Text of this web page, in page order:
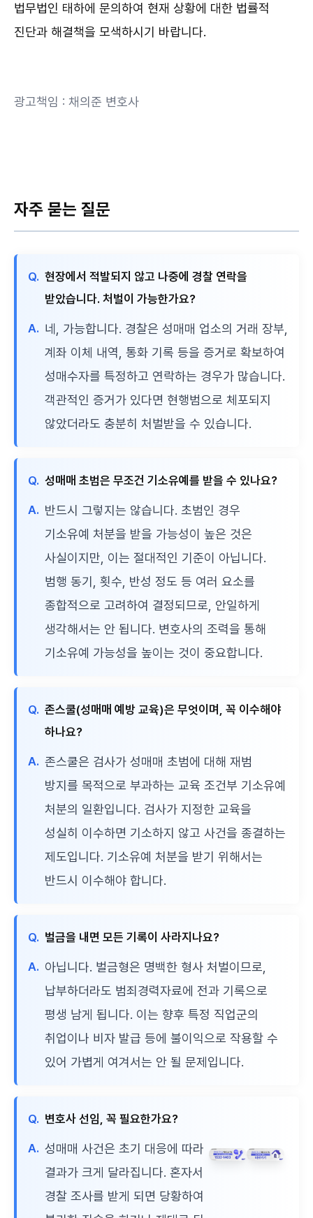
법무법인 태하에 문의하여 현재 상황에 대한 법률적
진단과 해결책을 모색하시기 바랍니다.
광고책임 : 채의준 변호사
자주 묻는 질문
Q. 현장에서 적발되지 않고 나중에 경찰 연락을
받았습니다. 처벌이 가능한가요?
A. 네, 가능합니다. 경찰은 성매매 업소의 거래 장부,
계좌 이체 내역, 통화 기록 등을 증거로 확보하여
성매수자를 특정하고 연락하는 경우가 많습니다.
객관적인 증거가 있다면 현행범으로 체포되지
않았더라도 충분히 처벌받을 수 있습니다.
Q. 성매매 초범은 무조건 기소유예를 받을 수 있나요?
A. 반드시 그렇지는 않습니다. 초범인 경우
기소유예 처분을 받을 가능성이 높은 것은
사실이지만, 이는 절대적인 기준이 아닙니다.
범행 동기, 횟수, 반성 정도 등 여러 요소를
종합적으로 고려하여 결정되므로, 안일하게
생각해서는 안 됩니다. 변호사의 조력을 통해
기소유예 가능성을 높이는 것이 중요합니다.
Q. 존스쿨(성매매 예방 교육)은 무엇이며, 꼭 이수해야
하나요?
A. 존스쿨은 검사가 성매매 초범에 대해 재범
방지를 목적으로 부과하는 교육 조건부 기소유예
처분의 일환입니다. 검사가 지정한 교육을
성실히 이수하면 기소하지 않고 사건을 종결하는
제도입니다. 기소유예 처분을 받기 위해서는
반드시 이수해야 합니다.
Q. 벌금을 내면 모든 기록이 사라지나요?
A. 아닙니다. 벌금형은 명백한 형사 처벌이므로,
납부하더라도 범죄경력자료에 전과 기록으로
평생 남게 됩니다. 이는 향후 특정 직업군의
취업이나 비자 발급 등에 불이익으로 작용할 수
있어 가볍게 여겨서는 안 될 문제입니다.
Q. 변호사 선임, 꼭 필요한가요?
A. 성매매 사건은 초기 대응에 따라
결과가 크게 달라집니다. 혼자서
경찰 조사를 받게 되면 당황하여